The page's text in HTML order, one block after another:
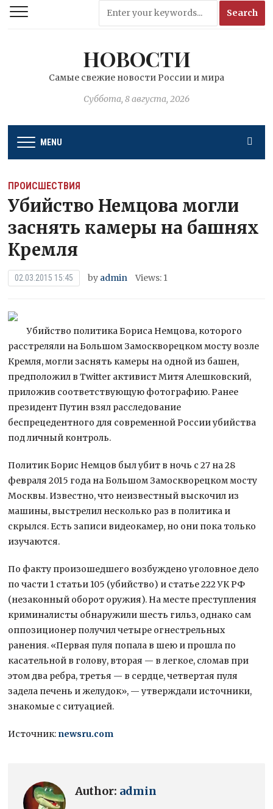
НОВОСТИ
Самые свежие новости России и мира
Суббота, 8 августа, 2026
MENU
ПРОИСШЕСТВИЯ
Убийство Немцова могли
заснять камеры на башнях
Кремля
02.03.2015 15:45 by admin Views: 1
Убийство политика Бориса Немцова, которого
расстреляли на Большом Замоскворецком мосту возле
Кремля, могли заснять камеры на одной из башен,
предположил в Twitter активист Митя Алешковский,
приложив соответствующую фотографию. Ранее
президент Путин взял расследование
беспрецедентного для современной России убийства
под личный контроль.
Политик Борис Немцов был убит в ночь с 27 на 28
февраля 2015 года на Большом Замоскворецком мосту
Москвы. Известно, что неизвестный выскочил из
машины, выстрелил несколько раз в политика и
скрылся. Есть записи видеокамер, но они пока только
изучаются.
По факту произошедшего возбуждено уголовное дело
по части 1 статьи 105 (убийство) и статье 222 УК РФ
(незаконный оборот оружия). На месте преступления
криминалисты обнаружили шесть гильз, однако сам
оппозиционер получил четыре огнестрельных
ранения. «Первая пуля попала в шею и прошла по
касательной в голову, вторая — в легкое, сломав при
этом два ребра, третья — в сердце, четвертая пуля
задела печень и желудок», — утверждали источники,
знакомые с ситуацией.
Источник: newsru.com
Author: admin